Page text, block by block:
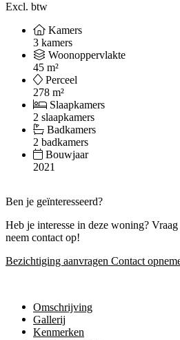
Excl. btw
Kamers
3 kamers
Woonoppervlakte
45 m²
Perceel
278 m²
Slaapkamers
2 slaapkamers
Badkamers
2 badkamers
Bouwjaar
2021
Ben je geïnteresseerd?
Heb je interesse in deze woning?
neem contact op!
Bezichtiging aanvragen Contact
Omschrijving
Gallerij
Kenmerken